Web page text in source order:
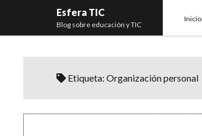
Esfera TIC
Blog sobre educación y TIC
Inicio
Etiqueta:Organización personal